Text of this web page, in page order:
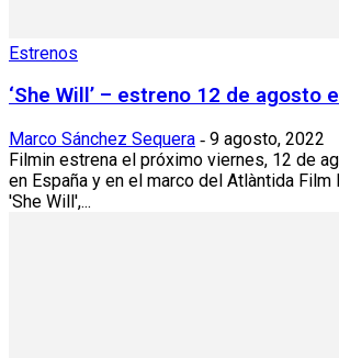
Estrenos
‘She Will’ – estreno 12 de agosto
Marco Sánchez Sequera - 9 agosto, 2022
Filmin estrena el próximo viernes, 12 de
en España y en el marco del Atlàntida Film
'She Will',...